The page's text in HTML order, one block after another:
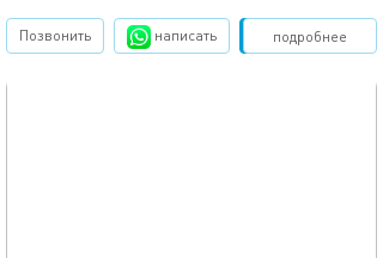
подробнее
Позвонить написать Забронировать